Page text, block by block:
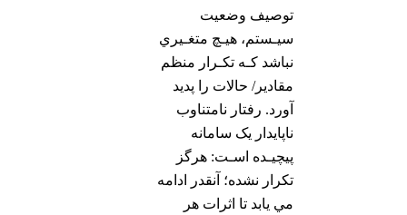
توصيف وضعيت
سيـستم، هيـچ متغـيري
نباشد كـه تكـرار منظم
مقادير/ حالات را پدید
آورد. رفتار نامتناوب
ناپايدار یک سامانه
پيچيـده اسـت: هرگز
تكرار نشده؛ آنقدر ادامه
مي یابد تا اثرات هر